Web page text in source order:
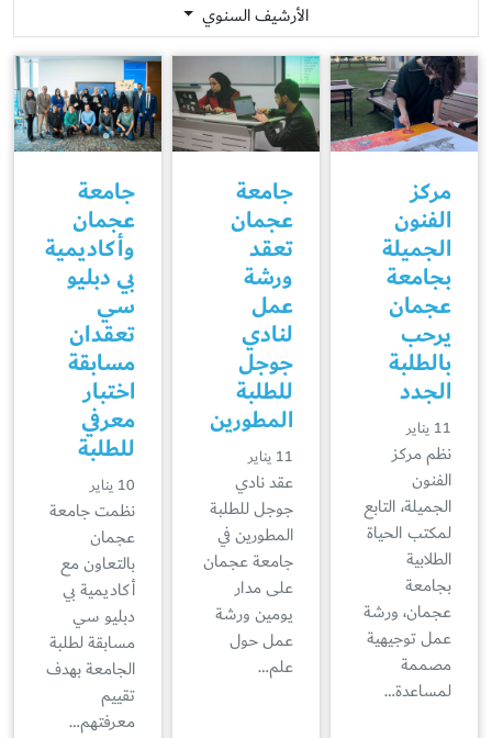
الأرشيف السنوي
مركز
الفنون
الجميلة
بجامعة
عجمان
يرحب
بالطلبة
الجدد
11 يناير
نظم مركز
الفنون
الجميلة، التابع
لمكتب الحياة
الطلابية
بجامعة
عجمان، ورشة
عمل توجيهية
مصممة
لمساعدة…
جامعة
عجمان
تعقد
ورشة
عمل
لنادي
جوجل
للطلبة
المطورين
11 يناير
عقد نادي
جوجل للطلبة
المطورين في
جامعة عجمان
على مدار
يومين ورشة
عمل حول
علم…
جامعة
عجمان
وأكاديمية
بي دبليو
سي
تعقدان
مسابقة
اختبار
معرفي
للطلبة
10 يناير
نظمت جامعة
عجمان
بالتعاون مع
أكاديمية بي
دبليو سي
مسابقة لطلبة
الجامعة بهدف
تقييم
معرفتهم…